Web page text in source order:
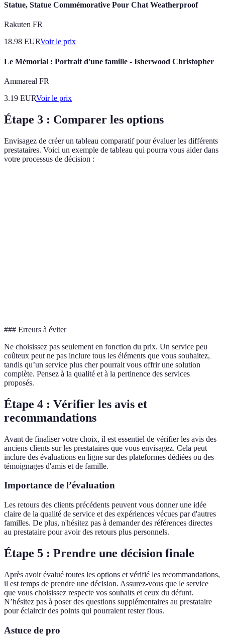
Statue, Statue Commémorative Pour Chat Weatherproof
Rakuten FR
18.98 EURVoir le prix
Le Mémorial : Portrait d'une famille - Isherwood Christopher
Ammareal FR
3.19 EURVoir le prix
Étape 3 : Comparer les options
Envisagez de créer un tableau comparatif pour évaluer les différents
prestataires. Voici un exemple de tableau qui pourra vous aider dans
votre processus de décision :
### Erreurs à éviter
Ne choisissez pas seulement en fonction du prix. Un service peu
coûteux peut ne pas inclure tous les éléments que vous souhaitez,
tandis qu’un service plus cher pourrait vous offrir une solution
complète. Pensez à la qualité et à la pertinence des services
proposés.
Étape 4 : Vérifier les avis et
recommandations
Avant de finaliser votre choix, il est essentiel de vérifier les avis des
anciens clients sur les prestataires que vous envisagez. Cela peut
inclure des évaluations en ligne sur des plateformes dédiées ou des
témoignages d'amis et de famille.
Importance de l’évaluation
Les retours des clients précédents peuvent vous donner une idée
claire de la qualité de service et des expériences vécues par d'autres
familles. De plus, n'hésitez pas à demander des références directes
au prestataire pour avoir des retours plus personnels.
Étape 5 : Prendre une décision finale
Après avoir évalué toutes les options et vérifié les recommandations,
il est temps de prendre une décision. Assurez-vous que le service
que vous choisissez respecte vos souhaits et ceux du défunt.
N’hésitez pas à poser des questions supplémentaires au prestataire
pour éclaircir des points qui pourraient rester flous.
Astuce de pro